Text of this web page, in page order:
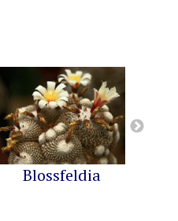
Blossfeldia